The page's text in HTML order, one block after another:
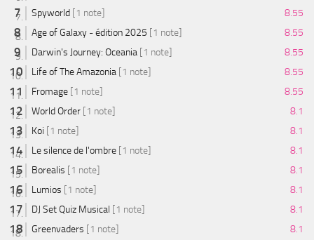
Spyworld [1 note]
8.55
Age of Galaxy - édition 2025 [1 note]
8.55
Darwin's Journey: Oceania [1 note]
8.55
Life of The Amazonia [1 note]
8.55
Fromage [1 note]
8.55
World Order [1 note]
8.1
Koi [1 note]
8.1
Le silence de l'ombre [1 note]
8.1
Borealis [1 note]
8.1
Lumios [1 note]
8.1
DJ Set Quiz Musical [1 note]
8.1
Greenvaders [1 note]
8.1